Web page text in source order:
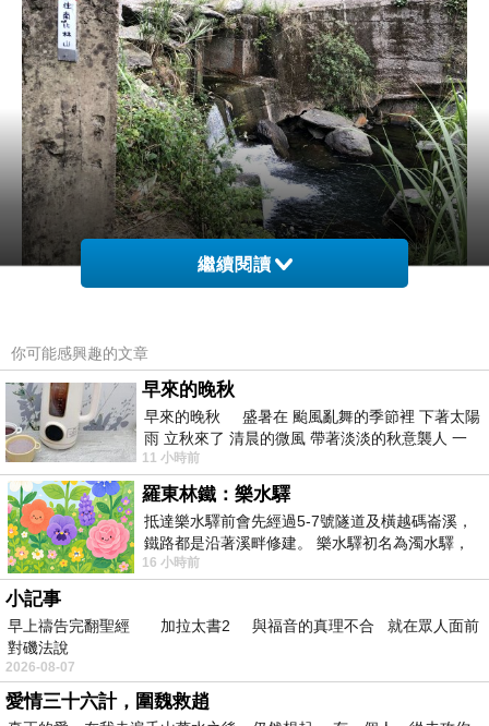
繼續閱讀
你可能感興趣的文章
早來的晚秋
早來的晚秋 盛暑在 颱風亂舞的季節裡 下著太陽
雨 立秋來了 清晨的微風 帶著淡淡的秋意襲人 一
下子 又被赤
11 小時前
羅東林鐵：樂水驛
抵達樂水驛前會先經過5-7號隧道及橫越碼崙溪，
鐵路都是沿著溪畔修建。 樂水驛初名為濁水驛，
但因與臺鐵集集線車站同名，於1953
16 小時前
小記事
早上禱告完翻聖經 加拉太書2 與福音的真理不合 就在眾人面前
對磯法說
2026-08-07
愛情三十六計，圍魏救趙